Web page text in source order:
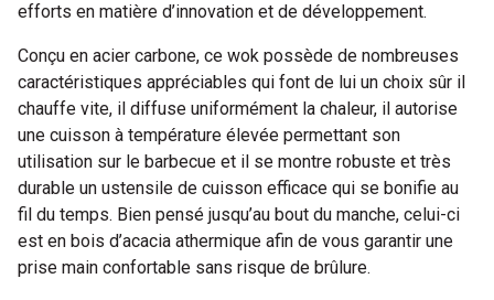
efforts en matière d’innovation et de développement.
Conçu en acier carbone, ce wok possède de nombreuses
caractéristiques appréciables qui font de lui un choix sûr il
chauffe vite, il diffuse uniformément la chaleur, il autorise
une cuisson à température élevée permettant son
utilisation sur le barbecue et il se montre robuste et très
durable un ustensile de cuisson efficace qui se bonifie au
fil du temps. Bien pensé jusqu’au bout du manche, celui-ci
est en bois d’acacia athermique afin de vous garantir une
prise main confortable sans risque de brûlure.